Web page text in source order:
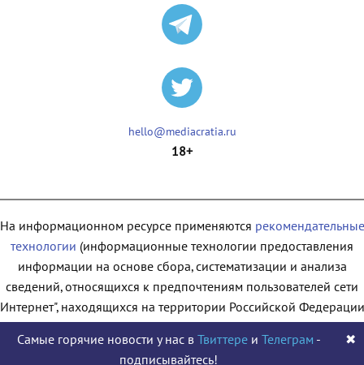
hello@mediacratia.ru
18+
На информационном ресурсе применяются рекомендательные
технологии (информационные технологии предоставления
информации на основе сбора, систематизации и анализа
сведений, относящихся к предпочтениям пользователей сети
находящихся на территории Российской
Самые горячие новости у нас в Твиттереи Телеграм -
подписывайтесь!
✖